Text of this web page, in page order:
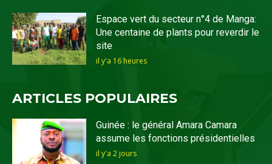
Espace vert du secteur n°4 de Manga:
Une centaine de plants pour reverdir le
site
il y'a 16 heures
ARTICLES POPULAIRES
Guinée : le général Amara Camara
assume les fonctions présidentielles
il y'a 2 jours